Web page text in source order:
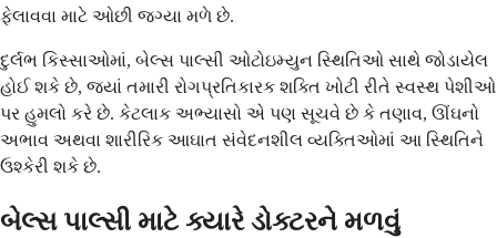
ફેલાવવા માટે ઓછી જગ્યા મળે છે.
દુર્લભ કિસ્સાઓમાં, બેલ્સ પાલ્સી ઓટોઇમ્યુન સ્થિતિઓ સાથે જોડાયેલ
હોઈ શકે છે, જ્યાં તમારી રોગપ્રતિકારક શક્તિ ખોટી રીતે સ્વસ્થ પેશીઓ
પર હુમલો કરે છે. કેટલાક અભ્યાસો એ પણ સૂચવે છે કે તણાવ, ઊંઘનો
અભાવ અથવા શારીરિક આઘાત સંવેદનશીલ વ્યક્તિઓમાં આ સ્થિતિને
ઉશ્કેરી શકે છે.
બેલ્સ પાલ્સી માટે ક્યારે ડોક્ટરને મળવું